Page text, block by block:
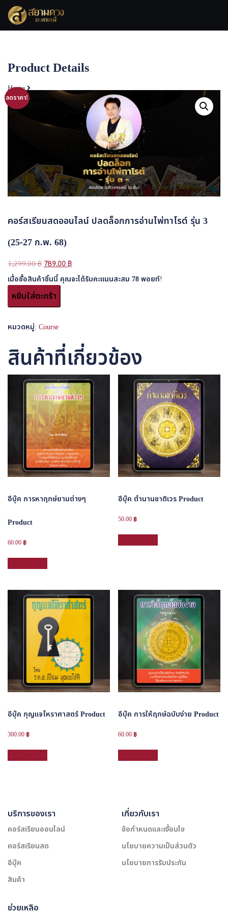
Skip
content
Product Details
Home
คอร์สเรียนสดออนไลน์ ปลดล็อกการอ่านไพ่ทาโรต์ รุ่น 3 (25-27 ก.พ. 68)
ลดราคา!
คอร์สเรียนสดออนไลน์ ปลดล็อกการอ่านไพ่ทาโรต์ รุ่น 3
(25-27 ก.พ. 68)
1,299.00฿ Original
price
was:
1,299.00 ฿.
789.00 ฿Current
price
เมื่อซื้อสินค้าชิ้นนี้ คุณจะได้รับคะแนนสะสม 78พอยท์!
จำนวน
คอร์ส
สด
ออนไลน์
ล็อก
การ
ก.พ.
68)
หยิบใส่ตะกร้า
หมวดหมู่: Course
สินค้าที่เกี่ยวข้อง
อีบุ๊ค การหาฤกษ์ยามต่างๆ
Product
60.00 ฿
อีบุ๊ค ตำนานชาติเวร Product
50.00 ฿
อีบุ๊ค กุญแจโหราศาสตร์ Product
300.00 ฿
อีบุ๊ค การให้ฤกษ์ฉบับง่าย Product
60.00 ฿
บริการของเรา
คอร์สเรียนออนไลน์
คอร์สเรียนสด
อีบุ๊ค
สินค้า
เกี่ยวกับเรา
ข้อกำหนดและเงื่อนไข
นโยบายความเป็นส่วนตัว
นโยบายการรับประกัน
ช่วยเหลือ